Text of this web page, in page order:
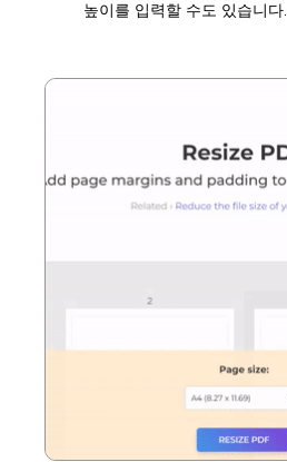
높이를 입력할 수도 있습니다.